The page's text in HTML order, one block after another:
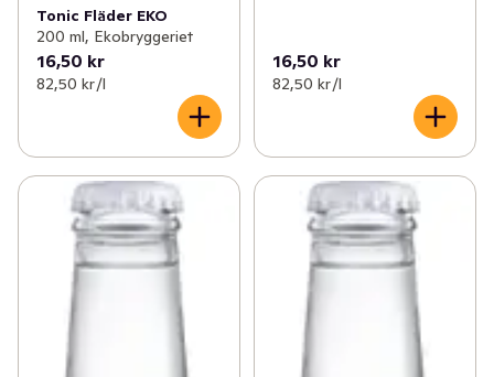
Tonic Fläder EKO
200 ml, Ekobryggeriet
16,50 kr
82,50 kr /l
16,50 kr
82,50 kr /l